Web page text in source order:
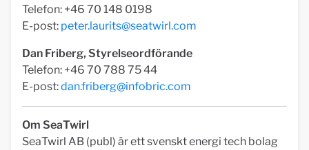
Telefon: +46 70 148 0198
E-post: peter.laurits@seatwirl.com
Dan Friberg, Styrelseordförande
Telefon: +46 70 788 75 44
E-post:dan.friberg@infobric.com
Om SeaTwirl
SeaTwirl AB (publ) är ett svenskt energi tech bolag